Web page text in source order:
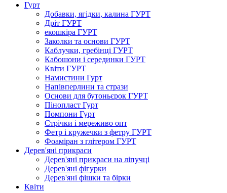
Гурт
Добавки, ягідки, калина ГУРТ
Дріт ГУРТ
екошкіра ГУРТ
Заколки та основи ГУРТ
Каблучки, гребінці ГУРТ
Кабошони і серединки ГУРТ
Квіти ГУРТ
Намистини Гурт
Напівперлини та стрази
Основи для бутоньєрок ГУРТ
Пінопласт Гурт
Помпони Гурт
Стрічки і мереживо опт
Фетр і кружечки з фетру ГУРТ
Фоаміран з глітером ГУРТ
Дерев'яні прикраси
Дерев'яні прикраси на ліпучці
Дерев'яні фігурки
Дерев'яні фішки та бірки
Квіти